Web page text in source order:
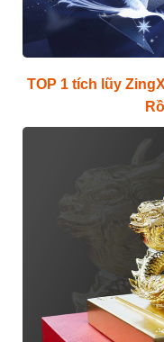
TOP 1 tích lũy